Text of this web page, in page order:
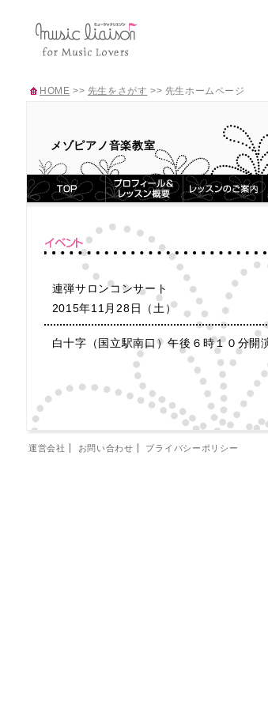
HOME >> 先生をさがす >> 先生ホームページ
メゾピアノ音楽教室
連弾サロンコンサート
2015年11月28日（土）
白十字（国立駅南口）午後６時１０分開
運営会社 お問い合わせ プライバシーポリシー